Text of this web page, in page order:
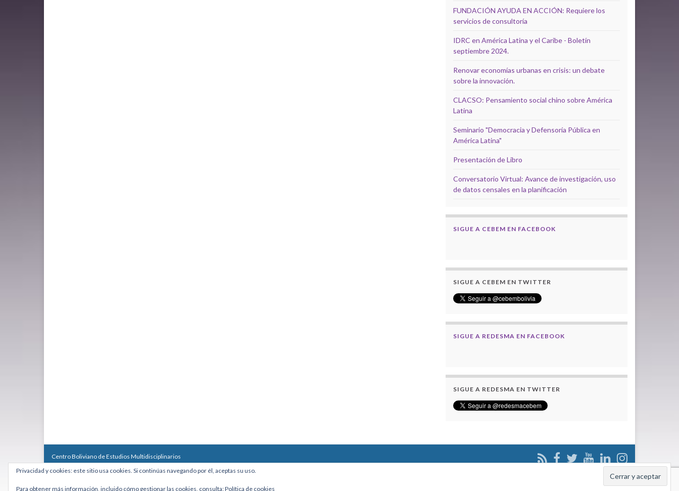
FUNDACIÓN AYUDA EN ACCIÓN: Requiere los
servicios de consultoría
IDRC en América Latina y el Caribe - Boletín
septiembre 2024.
Renovar economías urbanas en crisis: un debate
sobre la innovación.
CLACSO: Pensamiento social chino sobre América
Latina
Seminario "Democracia y Defensoría Pública en
América Latina"
Presentación de Libro
Conversatorio Virtual: Avance de investigación, uso
de datos censales en la planificación
SIGUE A CEBEM EN FACEBOOK
SIGUE A CEBEM EN TWITTER
SIGUE A REDESMA EN FACEBOOK
SIGUE A REDESMA EN TWITTER
Centro Boliviano de Estudios Multidisciplinarios
Calle Macario Pinilla # 2588 esq. Av. Arce, Edificio Arcadia, Mezzanine, Of. 101 - La Paz, Bolivia
Teléfono: +591 2431818 - Celular: +591 73027636
Privacidad y cookies: este sitio usa cookies. Si continúas navegando por él, aceptas su uso.
Para obtener más información, incluido cómo gestionar las cookies, consulta:Política de cookies